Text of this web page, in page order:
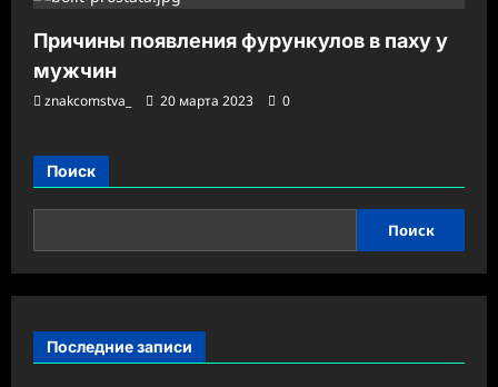
Причины появления фурункулов в паху у
мужчин
znakcomstva_ 20 марта 2023 0
Поиск
Поиск
Последние записи